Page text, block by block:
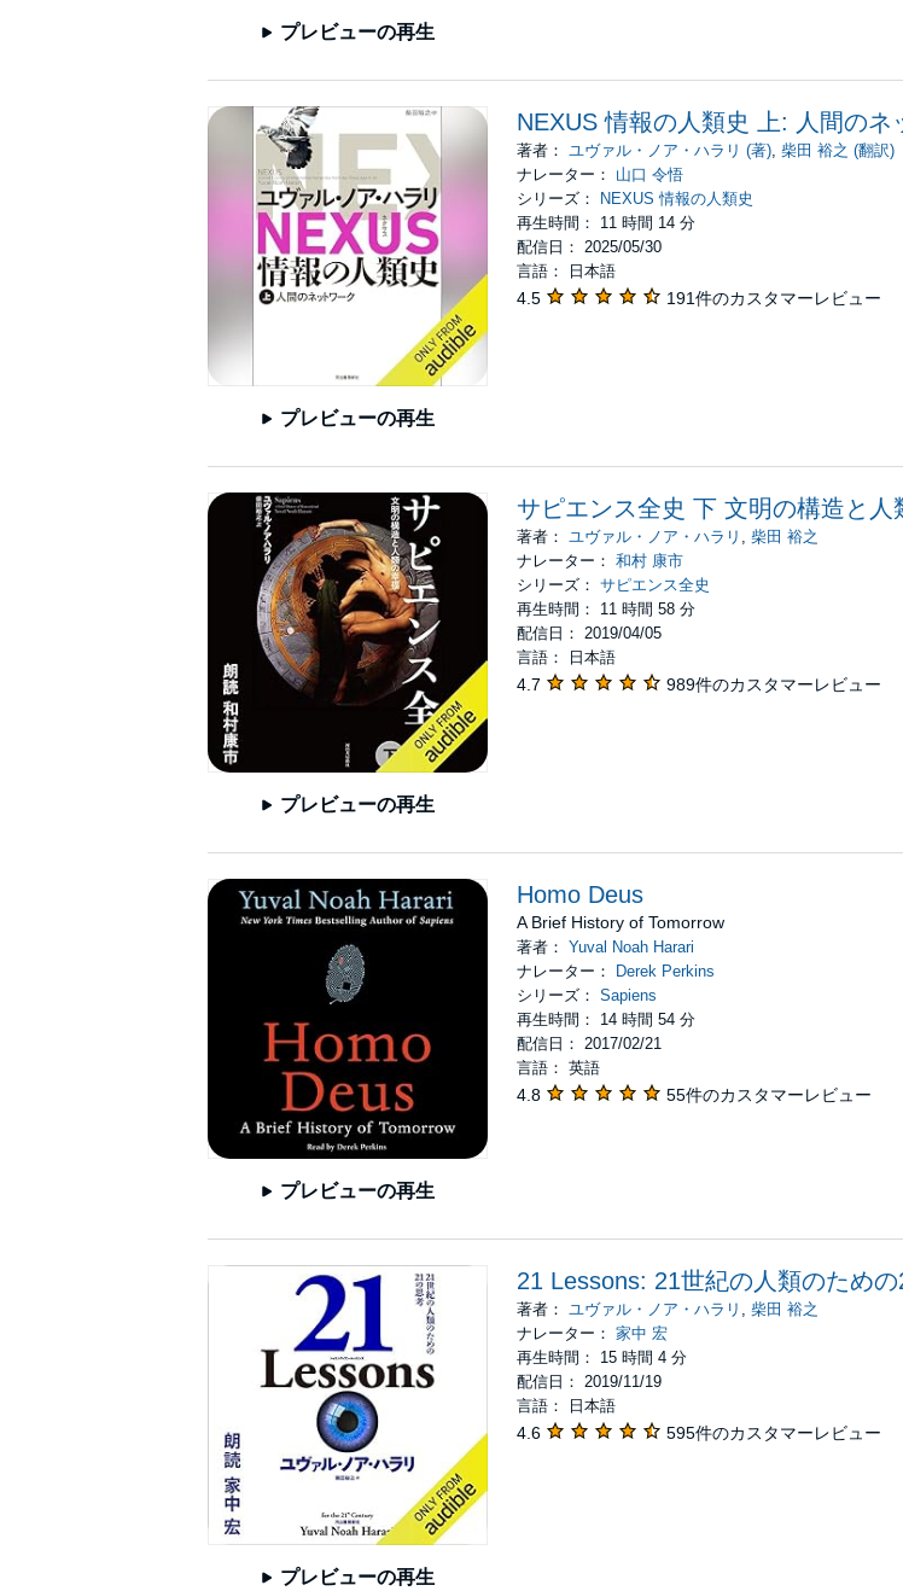
プレビューの再生
プレビューの再生
NEXUS 情報の人類史 上: 人間のネ
著者： ユヴァル・ノア・ハラリ (著), 柴田 裕之 (翻訳)
ナレーター： 山口 令悟
シリーズ：
NEXUS 情報の人類史
再生時間： 11 時間 14 分
配信日： 2025/05/30
言語： 日本語
4.5 191件のカスタマーレビュー
プレビューの再生
サピエンス全史 下 文明の構造と人
著者： ユヴァル・ノア・ハラリ
柴田 裕之
ナレーター： 和村 康市
シリーズ： サピエンス全史
再生時間： 11 時間 58 分
配信日： 2019/04/05
言語： 日本語
4.7 989件のカスタマーレビュー
プレビューの再生
Homo Deus
A Brief History of Tomorrow
著者： Yuval Noah Harari
ナレーター：
Derek Perkins
シリーズ： Sapiens
再生時間： 14 時間 54 分
配信日： 2017/02/21
言語： 英語
4.8 55件のカスタマーレビュー
プレビューの再生
21 Lessons: 21世紀の人類のため
著者： ユヴァル・ノア・ハラリ
柴田 裕之
ナレーター： 家中 宏
再生時間： 15 時間 4 分
配信日： 2019/11/19
言語： 日本語
4.6 595件のカスタマーレビュー